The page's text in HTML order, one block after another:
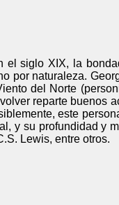
el siglo XIX, la
por naturaleza.
del Norte
reparte buenos
este
y su profundidad y
Lewis, entre otros.